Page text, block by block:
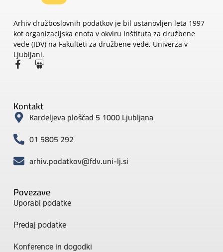
Arhiv družboslovnih podatkov je bil ustanovljen leta 1997
kot organizacijska enota v okviru Inštituta za družbene
vede (IDV) na Fakulteti za družbene vede, Univerza v
Ljubljani.
Povezave
Uporabi podatke
Predaj podatke
Konference in dogodki
Kontakt
Kardeljeva ploščad 5 1000 Ljubljana
01 5805 292
arhiv.podatkov@fdv.uni-lj.si